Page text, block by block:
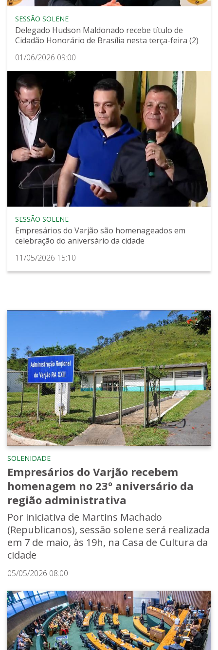
SESSÃO SOLENE
Delegado Hudson Maldonado recebe título de
Cidadão Honorário de Brasília nesta terça-feira (2)
01/06/2026 09:00
SESSÃO SOLENE
Empresários do Varjão são homenageados em
celebração do aniversário da cidade
11/05/2026 15:10
SOLENIDADE
Empresários do Varjão recebem
homenagem no 23º aniversário da
região administrativa
Por iniciativa de Martins Machado
(Republicanos), sessão solene será realizada
em 7 de maio, às 19h, na Casa de Cultura da
cidade
05/05/2026 08:00